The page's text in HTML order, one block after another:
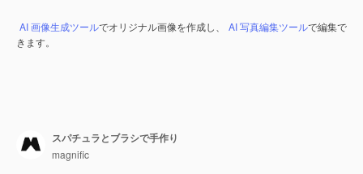
AI 画像生成ツールでオリジナル画像を作成し、 AI 写真編集ツールで編集で
きます。
スパチュラとブラシで手作り
magnific